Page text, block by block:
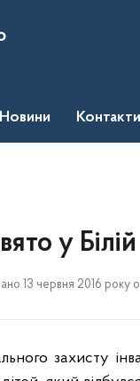
Новини Контакти
у
13 червня 2016 року
захисту